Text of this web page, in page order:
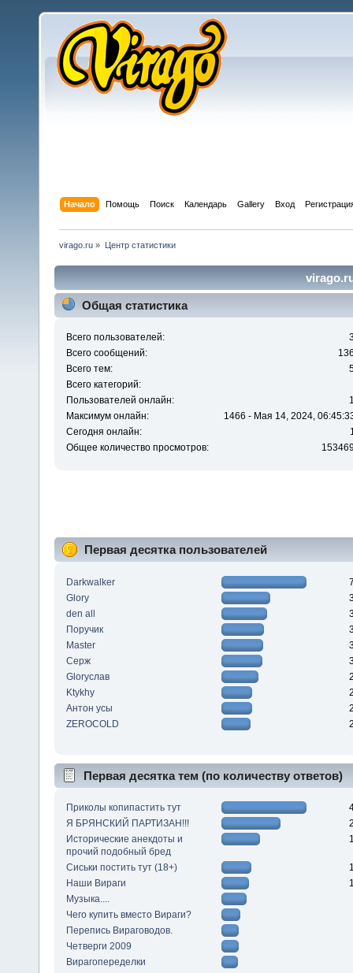
Начало Помощь Поиск Календарь Gallery Вход
virago.ru » Центр статистики
Общая статистика
Всего пользователей:
Всего сообщений:
Всего тем:
Всего категорий:
Пользователей онлайн:
Максимум онлайн:
1466 - Мая 14, 2024,
Сегодня онлайн:
Общее количество просмотров:
Первая десятка пользователей
Darkwalker
Glory
den all
Поручик
Master
Серж
Gloryслав
Ktykhy
Антон усы
ZEROCOLD
Первая десятка тем (по количеству ответов)
Приколы копипастить тут
Я БРЯНСКИЙ ПАРТИЗАН!!!
Исторические анекдоты и
прочий подобный бред
Сиськи постить тут (18+)
Наши Вираги
Музыка....
Чего купить вместо Вираги?
Перепись Вираговодов.
Четверги 2009
Вирагопеределки